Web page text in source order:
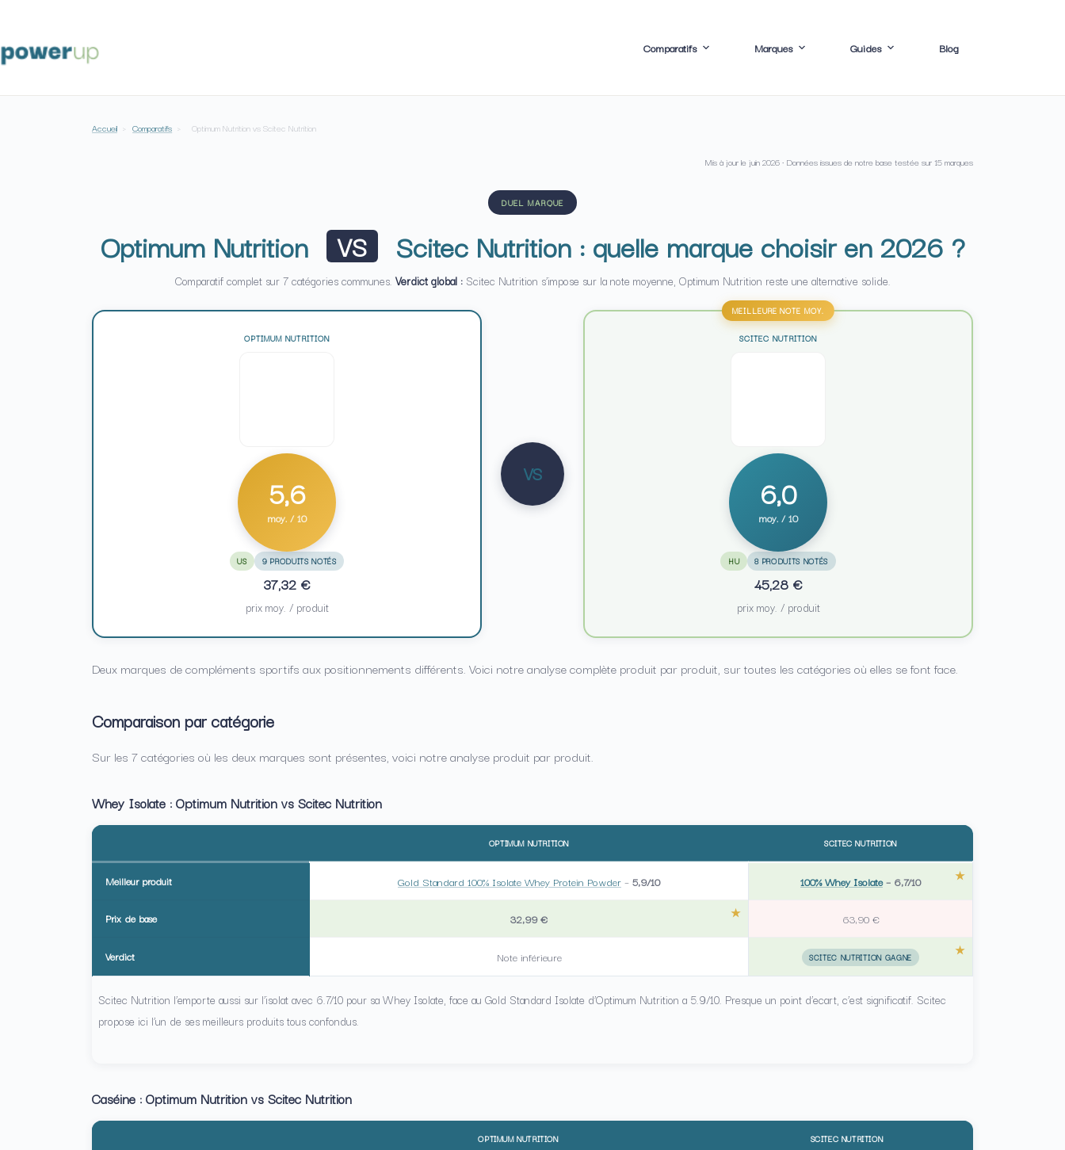
contenu
Comparatifs Marques Guides Blog
Accueil › Comparatifs › Optimum Nutrition vs Scitec Nutrition
Mis à jour le juin 2026· Données issues de notre base testée sur 15 marques
DUEL MARQUE
Optimum Nutrition VS Scitec Nutrition : quelle marque choisir en 2026 ?
Comparatif complet sur 7 catégories communes. Verdict global :Scitec Nutrition s’impose sur la note moyenne, Optimum Nutrition reste une alternative solide.
OPTIMUM NUTRITION
5,6
moy. / 10
US 9 PRODUITS NOTÉS
37,32 €
prix moy. / produit
VS
MEILLEURE NOTE MOY.
SCITEC NUTRITION
6,0
moy. / 10
HU 8 PRODUITS NOTÉS
45,28 €
prix moy. / produit
Deux marques de compléments sportifs aux positionnements différents. Voici notre analyse complète produit par produit, sur toutes les catégories où elles se font face.
Comparaison par catégorie
Sur les 7 catégories où les deux marques sont présentes, voici notre analyse produit par produit.
Whey Isolate : Optimum Nutrition vs Scitec Nutrition
OPTIMUM NUTRITION SCITEC NUTRITION
Meilleur produit Gold Standard 100% Isolate Whey Protein Powder – 5,9/10 100% Whey Isolate– 6,7/10
Prix de base 32,99 € 63,90 €
Verdict Note inférieure SCITEC NUTRITION GAGNE
Scitec Nutrition l’emporte aussi sur l’isolat avec 6.7/10 pour sa Whey Isolate, face au Gold Standard Isolate d’Optimum Nutrition a 5.9/10. Presque un point d’ecart, c’est significatif. Scitec
propose ici l’un de ses meilleurs produits tous confondus.
Caséine : Optimum Nutrition vs Scitec Nutrition
OPTIMUM NUTRITION SCITEC NUTRITION